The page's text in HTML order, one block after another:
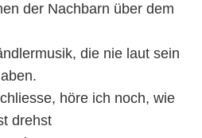
der Nachbarn über dem
die nie laut sein
höre ich noch, wie
drehst